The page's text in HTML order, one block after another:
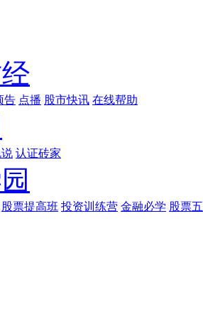
告 点播 股市快讯 在线帮助
认证砖家
股票提高班 投资训练营 金融必学 股票